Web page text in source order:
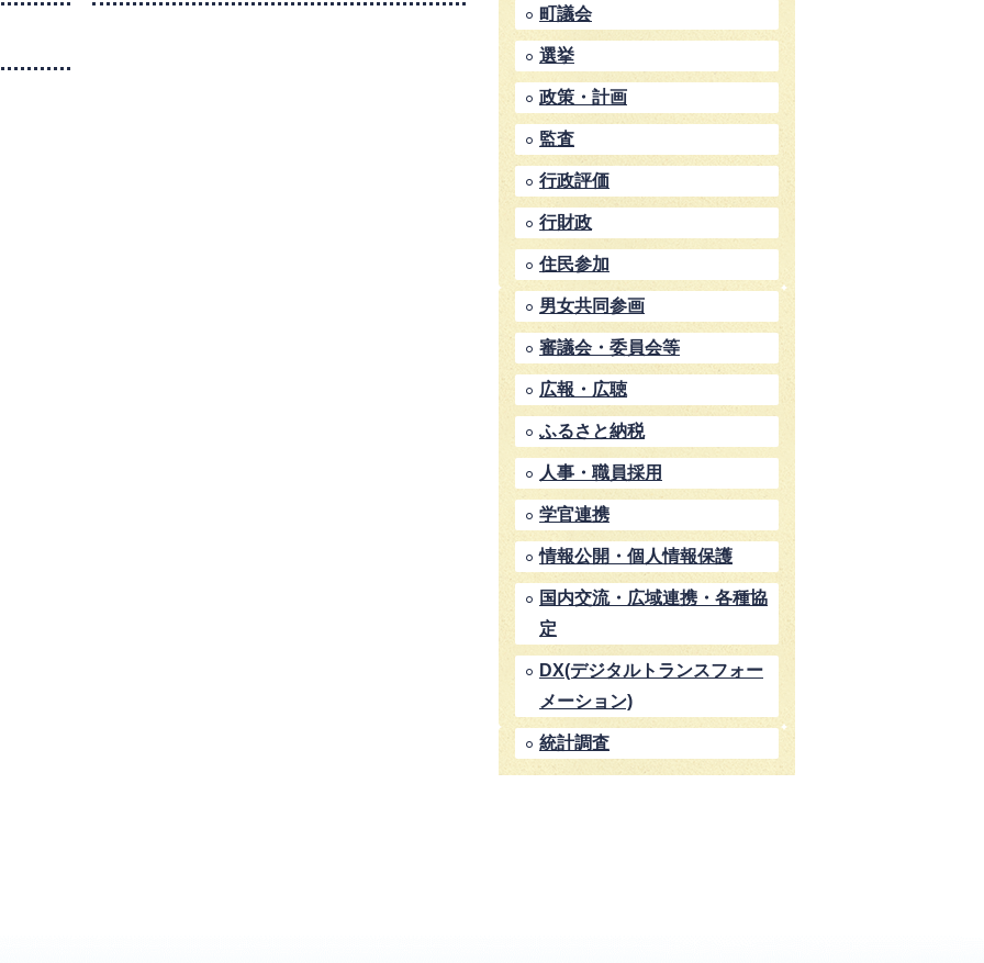
町議会
選挙
政策・計画
監査
行政評価
行財政
住民参加
男女共同参画
審議会・委員会等
広報・広聴
ふるさと納税
人事・職員採用
学官連携
情報公開・個人情報保護
国内交流・広域連携・各種協
定
DX(デジタルトランスフォー
メーション)
統計調査